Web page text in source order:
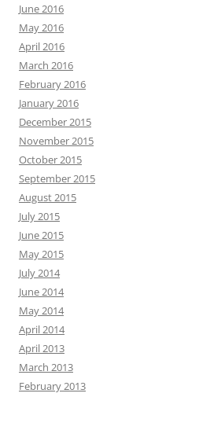
June 2016
May 2016
April 2016
March 2016
February 2016
January 2016
December 2015
November 2015
October 2015
September 2015
August 2015
July 2015
June 2015
May 2015
July 2014
June 2014
May 2014
April 2014
April 2013
March 2013
February 2013